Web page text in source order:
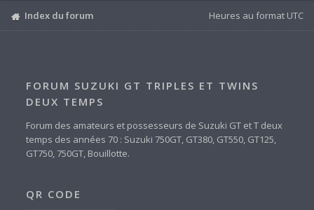
Index du forum Heures au format UTC
FORUM SUZUKI GT TRIPLES ET TWINS
DEUX TEMPS
Forum des amateurs et possesseurs de Suzuki GT et T deux
temps des années 70 : Suzuki 750GT, GT380, GT550, GT125,
GT750, 750GT, Bouillotte.
QR CODE